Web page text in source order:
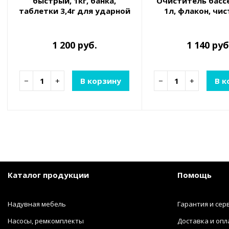
таблетки 3,4г для ударной
1 200 руб.
− + В корзину
1л, флакон,
1 140
− + В
Каталог продукции
Надувная мебель
Насосы, ремкомплекты
Помощь
Гарантия и
Доставка и